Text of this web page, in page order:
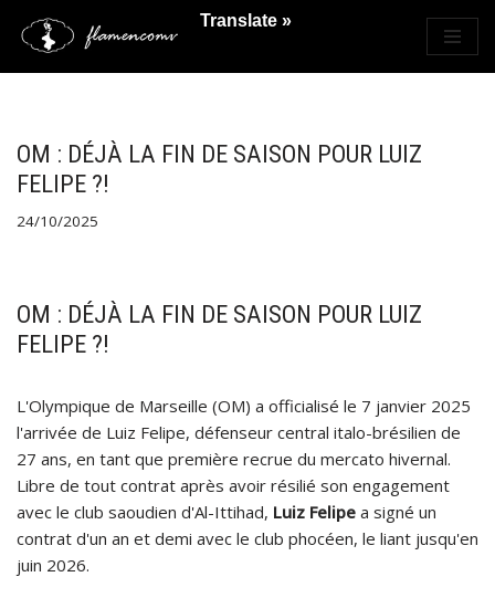
Saltar
OM : DÉJÀ LA FIN DE SAISON POUR LUIZ
FELIPE ?!
24/10/2025
OM : DÉJÀ LA FIN DE SAISON POUR LUIZ
FELIPE ?!
L'Olympique de Marseille (OM) a officialisé le 7 janvier 2025
l'arrivée de Luiz Felipe, défenseur central italo-brésilien de
27 ans, en tant que première recrue du mercato hivernal.
Libre de tout contrat après avoir résilié son engagement
avec le club saoudien d'Al-Ittihad, Luiz Felipe a signé un
contrat d'un an et demi avec le club phocéen, le liant jusqu'en
juin 2026.
Translate »